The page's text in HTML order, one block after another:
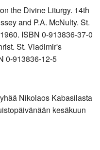
the Divine Liturgy. 14th
and P.A. McNulty. St.
ISBN 0-913836-37-0
St. Vladimir's
0-913836-12-5
Nikolaos Kabasilasta
kesäkuun